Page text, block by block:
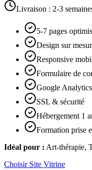
Livraison : 2-3
5-7 pages
Design sur
Responsive
Formulaire de
Google Analytics
SSL & sécurité
Hébergement 1
Formation prise
Idéal pour : Art-thérapie,
Choisir Site Vitrine